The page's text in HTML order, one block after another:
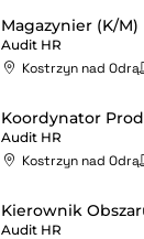
Magazynier (K/M)
Audit HR
Kostrzyn nad Odrą
Koordynator
Audit HR
Kostrzyn nad Odrą
Kierownik
Audit HR